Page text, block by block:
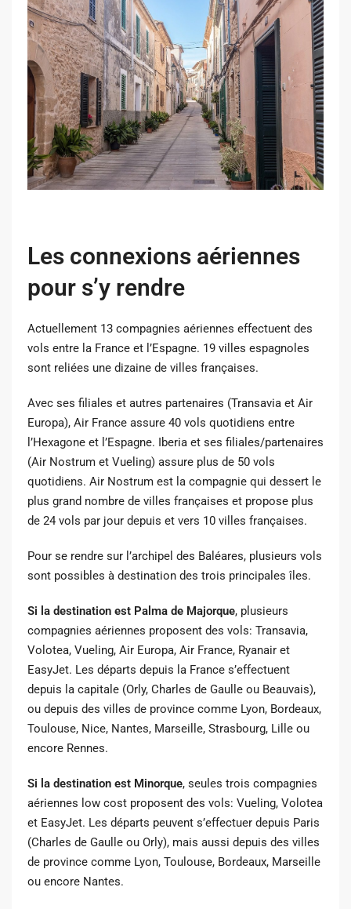
Les connexions aériennes
pour s’y rendre
Actuellement 13 compagnies aériennes effectuent des
vols entre la France et l’Espagne. 19 villes espagnoles
sont reliées une dizaine de villes françaises.
Avec ses filiales et autres partenaires (Transavia et Air
Europa), Air France assure 40 vols quotidiens entre
l’Hexagone et l’Espagne. Iberia et ses filiales/partenaires
(Air Nostrum et Vueling) assure plus de 50 vols
quotidiens. Air Nostrum est la compagnie qui dessert le
plus grand nombre de villes françaises et propose plus
de 24 vols par jour depuis et vers 10 villes françaises.
Pour se rendre sur l’archipel des Baléares, plusieurs vols
sont possibles à destination des trois principales îles.
Si la destination est Palma de Majorque, plusieurs
compagnies aériennes proposent des vols: Transavia,
Volotea, Vueling, Air Europa, Air France, Ryanair et
EasyJet. Les départs depuis la France s’effectuent
depuis la capitale (Orly, Charles de Gaulle ou Beauvais),
ou depuis des villes de province comme Lyon, Bordeaux,
Toulouse, Nice, Nantes, Marseille, Strasbourg, Lille ou
encore Rennes.
Si la destination est Minorque, seules trois compagnies
aériennes low cost proposent des vols: Vueling, Volotea
et EasyJet. Les départs peuvent s’effectuer depuis Paris
(Charles de Gaulle ou Orly), mais aussi depuis des villes
de province comme Lyon, Toulouse, Bordeaux, Marseille
ou encore Nantes.